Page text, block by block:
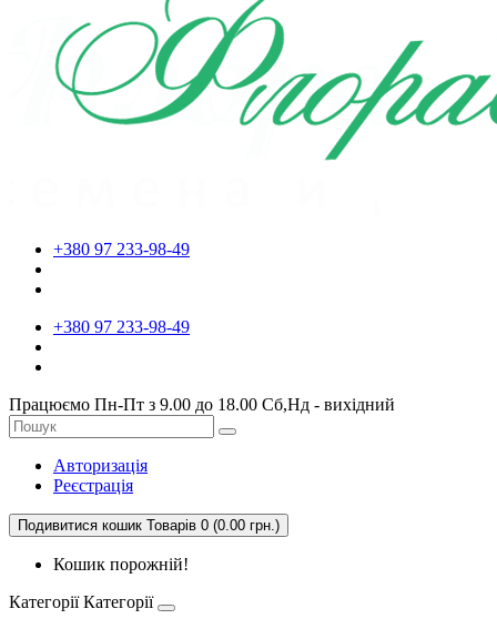
+380 97 233-98-49
+380 97 233-98-49
Працюємо Пн-Пт з 9.00 до 18.00 Сб,Нд - вихідний
Авторизація
Реєстрація
Подивитися кошик Товарів 0 (0.00 грн.)
Кошик порожній!
Категорії Категорії